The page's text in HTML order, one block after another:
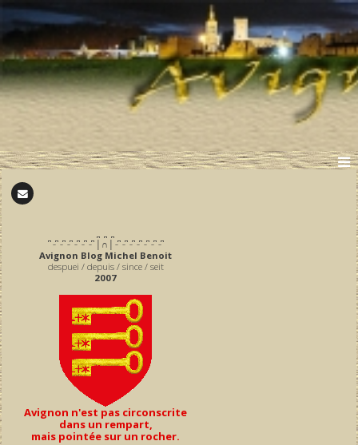
͆ ̵ ͆ ̵ ͆ ̵ ͆ ̵ ͆ ̵ ͆ ̵ ͆ │∩│ ̵ ͆ ̵ ͆ ̵ ͆ ̵ ͆ ̵ ͆ ̵ ͆ ̵ ͆
Avignon Blog Michel Benoit
despuei / depuis / since / seit
2007
Avignon n'est pas circonscrite
dans un rempart,
mais pointée sur un rocher.